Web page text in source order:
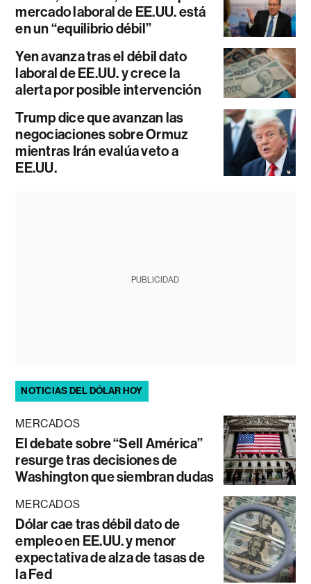
mercado laboral de EE.UU. está
en un “equilibrio débil”
Yen avanza tras el débil dato
laboral de EE.UU. y crece la
alerta por posible intervención
Trump dice que avanzan las
negociaciones sobre Ormuz
mientras Irán evalúa veto a
EE.UU.
PUBLICIDAD
NOTICIAS DEL DÓLAR HOY
MERCADOS
El debate sobre “Sell América”
resurge tras decisiones de
Washington que siembran dudas
MERCADOS
Dólar cae tras débil dato de
empleo en EE.UU. y menor
expectativa de alza de tasas de
la Fed